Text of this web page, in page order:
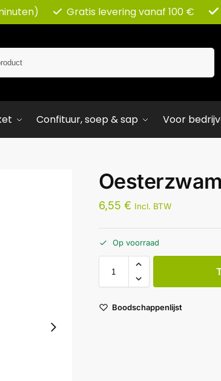
Gratis levering vanaf 100 €
Confituur, soep & sap Voor
6,55 € Incl. BTW
Op voorraad
Boodschappenlijst